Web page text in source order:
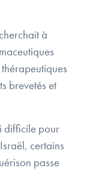
à
brevetés et
difficile pour
certains
passe